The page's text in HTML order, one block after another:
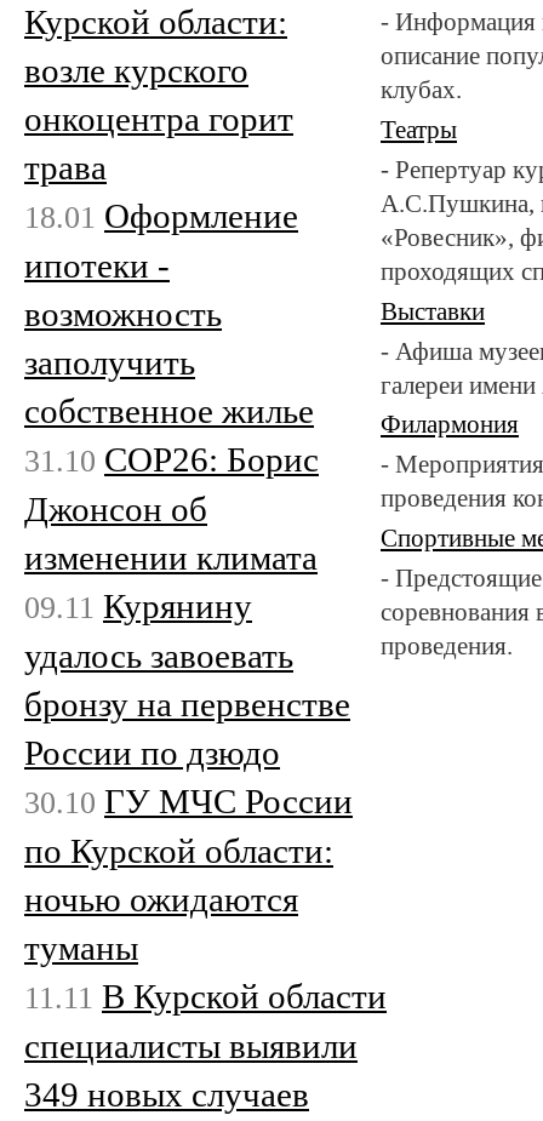
- Информация
описание
клубах.
Театры
- Репертуар
А.С.Пушкина,
«Ровесник»,
проходящих
Выставки
- Афиша
галереи
Филармония
-
проведения
Спортивные
-
соревнования
проведения.
Курской области:
возле курского
онкоцентра горит
трава
18.01 Оформление
ипотеки -
возможность
заполучить
собственное жилье
31.10 COP26: Борис
Джонсон об
изменении климата
09.11 Курянину
удалось завоевать
бронзу на первенстве
России по дзюдо
30.10 ГУ МЧС России
по Курской области:
ночью ожидаются
туманы
11.11 В Курской области
специалисты выявили
349 новых случаев